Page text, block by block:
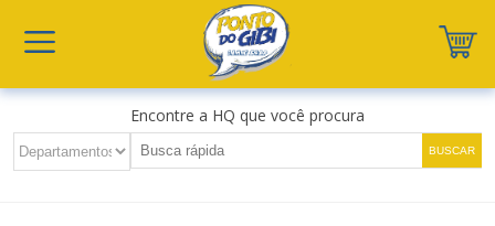
Encontre a HQ que você procura